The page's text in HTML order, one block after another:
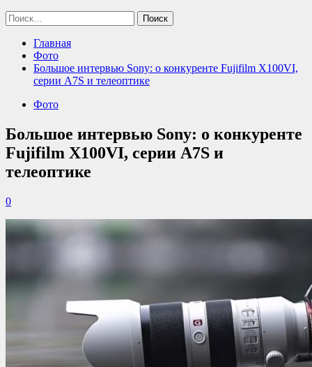
Найти:
Главная
Фото
Большое интервью Sony: о конкуренте Fujifilm X100VI,
серии A7S и телеоптике
Фото
Большое интервью Sony: о конкуренте
Fujifilm X100VI, серии A7S и
телеоптике
0